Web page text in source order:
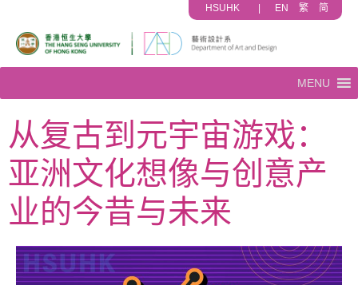
HSUHK EN 繁 简
MENU
从复古到元宇宙游戏：
亚洲文化想像与创意产
业的今昔与未来